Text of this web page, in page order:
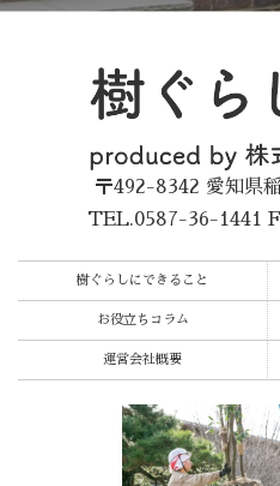
〒492-8342 愛知県
TEL.0587-36-1441
樹ぐらしにできること
お役立ちコラム
運営会社概要